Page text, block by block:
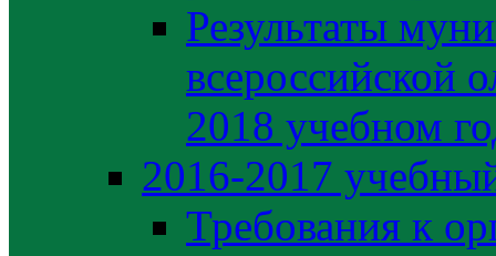
Результаты
всероссийской
2018 учебном
2016-2017
Требования к